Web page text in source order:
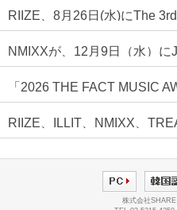
RIIZE、8月26日(水)にThe
NMIXXが、12月9日（水）
もスタート！！
「2026 THE FACT MUSIC
RIIZE、ILLIT、NMIXX、
インナップに合流！
株式会社